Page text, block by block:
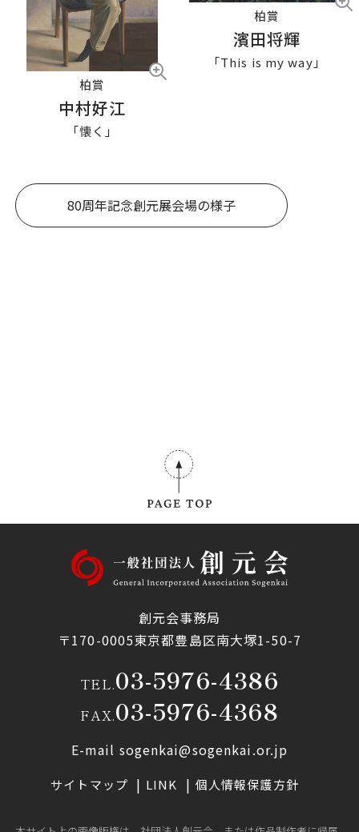
柏賞
中村好江
「懐く」
柏賞
濱田将輝
「This is my way」
80周年記念創元展会場の様子
創元会事務局
〒170-0005東京都豊島区南大塚1-50-7
TEL.03-5976-4386
FAX.03-5976-4368
E-mail sogenkai@sogenkai.or.jp
サイトマップ LINK 個人情報保護方針